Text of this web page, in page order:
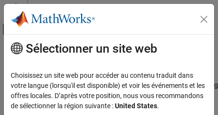
Passer au contenu
Activer/désactiver l'affichage du menu
Accueil de la documentation
Polyspace Access
Review Code Prover Results
Contenu principal
Reports and Metrics
Monitor code quality through software development lifecycle using
Polyspace®
results
Polyspace provides two distinct ways to monitor your code
Sélectionner un site web
Choisissez un site web pour accéder au contenu traduit dans
votre langue (lorsqu'il est disponible) et voir les événements et les
offres locales. D’après votre position, nous vous recommandons
de sélectionner la région suivante :United States.